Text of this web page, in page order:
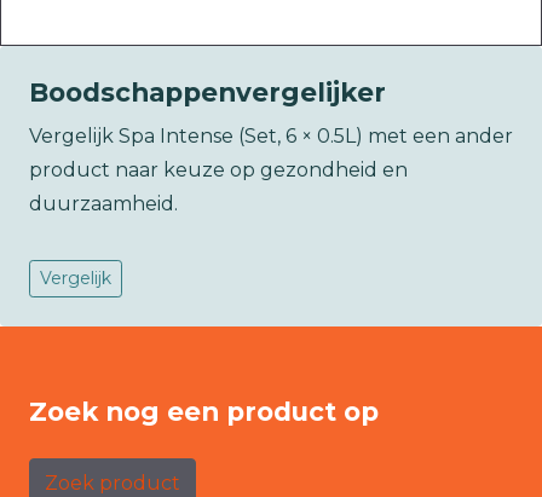
Boodschappenvergelijker
Vergelijk Spa Intense (Set, 6 × 0.5L) met een ander
product naar keuze op gezondheid en
duurzaamheid.
Vergelijk
Zoek nog een product op
Zoek product